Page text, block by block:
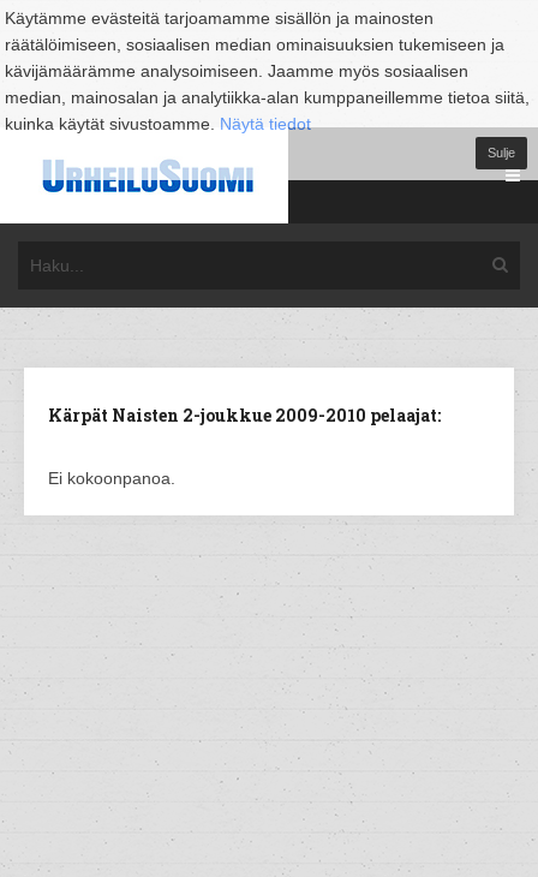
Käytämme evästeitä tarjoamamme sisällön ja mainosten
räätälöimiseen, sosiaalisen median ominaisuuksien tukemiseen ja
kävijämäärämme analysoimiseen. Jaamme myös sosiaalisen
median, mainosalan ja analytiikka-alan kumppaneillemme tietoa siitä,
kuinka käytät sivustoamme. Näytä tiedot
Sulje
Kärpät Naisten 2-joukkue 2009-2010 pelaajat:
Ei kokoonpanoa.